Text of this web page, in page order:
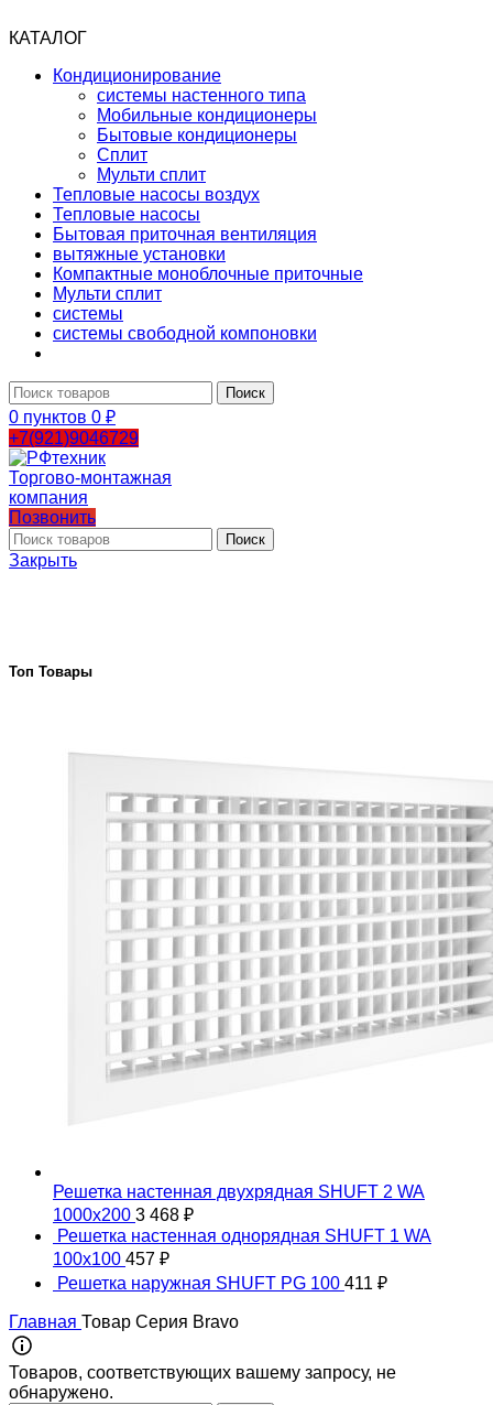
КАТАЛОГ
Кондиционирование
системы настенного типа
Мобильные кондиционеры
Бытовые кондиционеры
Сплит
Мульти сплит
Тепловые насосы воздух
Тепловые насосы
Бытовая приточная вентиляция
вытяжные установки
Компактные моноблочные приточные
Мульти сплит
системы
системы свободной компоновки
Поиск
0 пунктов 0 ₽
+7(921)9046729
Позвонить
Поиск
Закрыть
Топ Товары
Решетка настенная двухрядная SHUFT 2 WA
1000x200 3 468 ₽
Решетка настенная однорядная SHUFT 1 WA
100x100 457 ₽
Решетка наружная SHUFT PG 100 411 ₽
Главная Товар Серия Bravo
Товаров, соответствующих вашему запросу, не
обнаружено.